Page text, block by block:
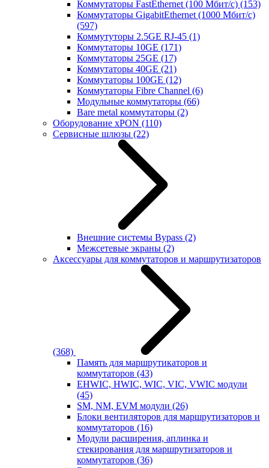
Коммутаторы FastEthernet (100 Мбит/с) (153)
Коммутаторы GigabitEthernet (1000 Мбит/с)
(597)
Коммутуторы 2.5GE RJ-45 (1)
Коммутаторы 10GE (171)
Коммутаторы 25GE (17)
Коммутаторы 40GE (21)
Коммутаторы 100GE (12)
Коммутаторы Fibre Channel (6)
Модульные коммутаторы (66)
Bare metal коммутаторы (2)
Оборудование xPON (110)
Сервисные шлюзы (22)
Внешние системы Bypass (2)
Межсетевые экраны (2)
Аксессуары для коммутаторов и маршрутизаторов
(368)
Память для маршрутикаторов и
коммутаторов (43)
EHWIC, HWIC, WIC, VIC, VWIC модули
(45)
SM, NM, EVM модули (26)
Блоки вентиляторов для маршрутизаторов и
коммутаторов (16)
Модули расширения, аплинка и
стекирования для маршрутизаторов и
коммутаторов (36)